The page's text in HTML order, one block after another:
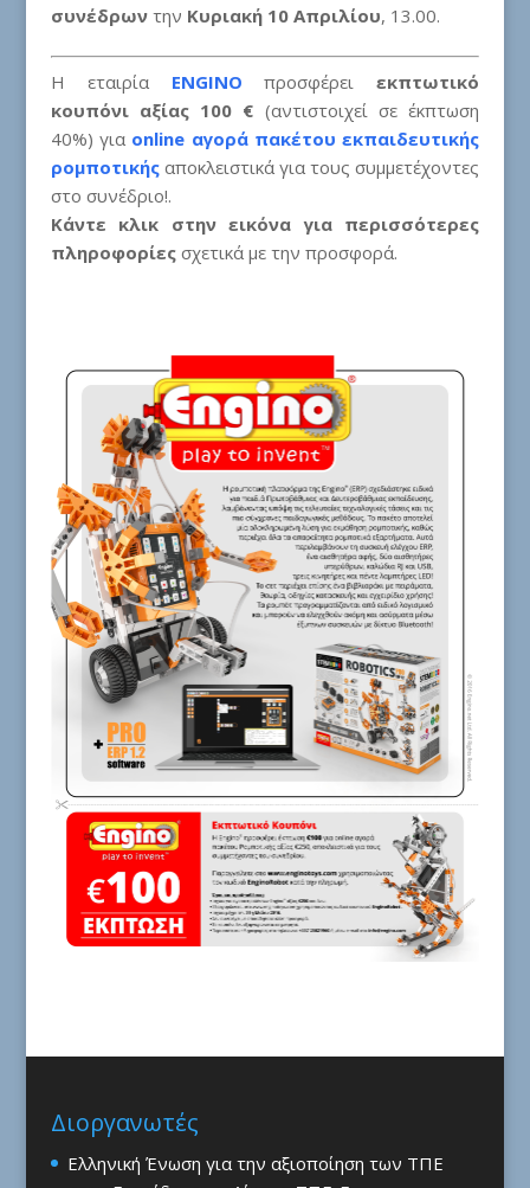
συνέδρωντην Κυριακή 10 Απριλίου, 13.00.
Η εταιρία ENGINO προσφέρειεκπτωτικό
κουπόνι αξίας 100 € (αντιστοιχεί σε έκπτωση
40%) για online αγορά πακέτου εκπαιδευτικής
ρομποτικήςαποκλειστικά για τους συμμετέχοντες
στο συνέδριο!.
Κάντε κλικ στην εικόνα για περισσότερες
πληροφορίεςσχετικά με την προσφορά.
Διοργανωτές
Ελληνική Ένωση για την αξιοποίηση των ΤΠΕ